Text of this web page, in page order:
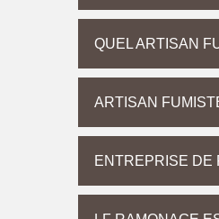
QUEL ARTISAN
ARTISAN
ENTREPRISE DE